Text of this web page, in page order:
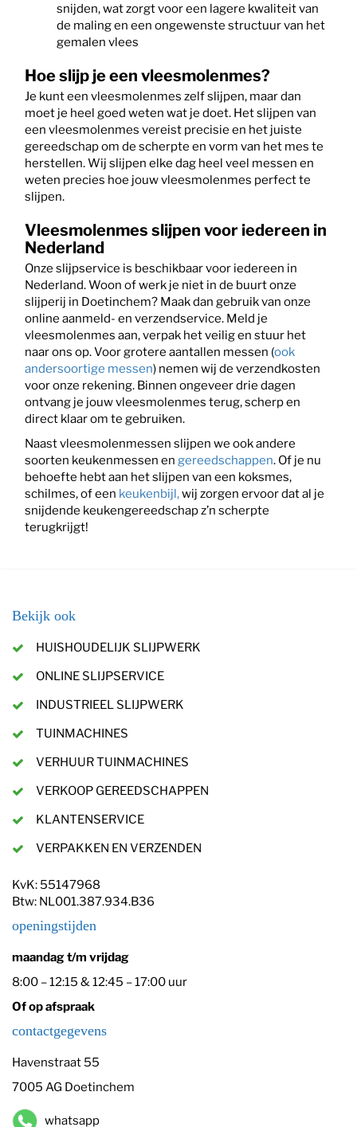
snijden, wat zorgt voor een lagere kwaliteit van
de maling en een ongewenste structuur van het
gemalen vlees
Hoe slijp je een vleesmolenmes?
Je kunt een vleesmolenmes zelf slijpen, maar dan
moet je heel goed weten wat je doet. Het slijpen van
een vleesmolenmes vereist precisie en het juiste
gereedschap om de scherpte en vorm van het mes te
herstellen. Wij slijpen elke dag heel veel messen en
weten precies hoe jouw vleesmolenmes perfect te
slijpen.
Vleesmolenmes slijpen voor iedereen in
Nederland
Onze slijpservice is beschikbaar voor iedereen in
Nederland. Woon of werk je niet in de buurt onze
slijperij in Doetinchem? Maak dan gebruik van onze
online aanmeld- en verzendservice. Meld je
vleesmolenmes aan, verpak het veilig en stuur het
naar ons op. Voor grotere aantallen messen (ook
andersoortige messen) nemen wij de verzendkosten
voor onze rekening. Binnen ongeveer drie dagen
ontvang je jouw vleesmolenmes terug, scherp en
direct klaar om te gebruiken.
Naast vleesmolenmessen slijpen we ook andere
soorten keukenmessen en gereedschappen. Of je nu
behoefte hebt aan het slijpen van een koksmes,
schilmes, of een keukenbijl,wij zorgen ervoor dat al je
snijdende keukengereedschap z’n scherpte
terugkrijgt!
Bekijk ook
HUISHOUDELIJK SLIJPWERK
ONLINE SLIJPSERVICE
INDUSTRIEEL SLIJPWERK
TUINMACHINES
VERHUUR TUINMACHINES
VERKOOP GEREEDSCHAPPEN
KLANTENSERVICE
VERPAKKEN EN VERZENDEN
KvK: 55147968
Btw: NL001.387.934.B36
openingstijden
maandag t/m vrijdag
8:00 – 12:15 & 12:45 – 17:00 uur
Of op afspraak
contactgegevens
Havenstraat 55
7005 AG Doetinchem
whatsapp